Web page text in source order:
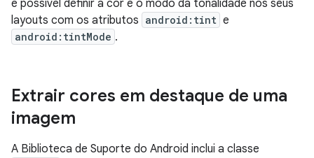
é possível definir a cor e o modo da tonalidade nos seus
layouts com os atributos android:tint e
android:tintMode .
Extrair cores em destaque de uma
imagem
A Biblioteca de Suporte do Android inclui a classe